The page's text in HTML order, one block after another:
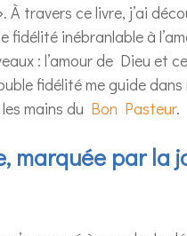
À travers ce livre, j’ai
fidélité inébranlable à
: l’amour de Dieu et
fidélité me guide
mains du Bon Pasteur.
marquée par